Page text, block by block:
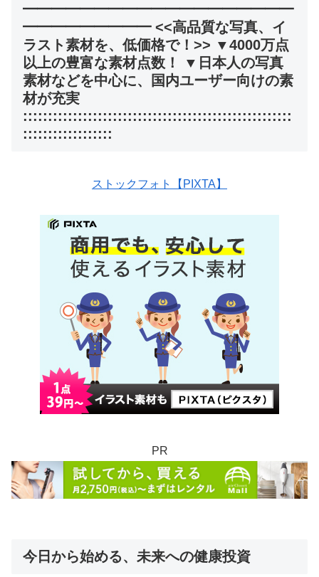
━━━━━━━━━━━━━━━━━━━
━━━━━━━━━ <<高品質な写真、イ
ラスト素材を、低価格で！>> ▼4000万点
以上の豊富な素材点数！ ▼日本人の写真
素材などを中心に、国内ユーザー向けの素
材が充実
::::::::::::::::::::::::::::::::::::::::::::::::::::::
::::::::::::::::::
ストックフォト【PIXTA】
PR
今日から始める、未来への健康投資